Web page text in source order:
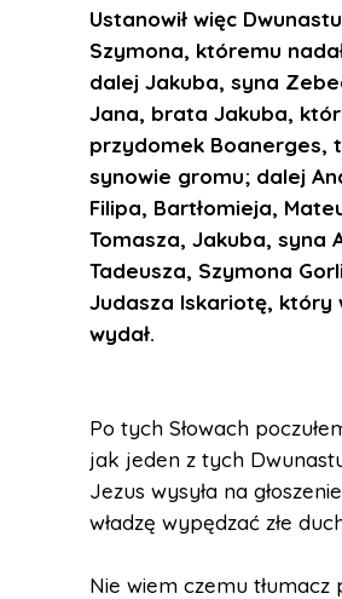
Ustanowił więc
Szymona, któremu
dalej Jakuba, syna
Jana, brata Jakuba,
przydomek Boanerges,
synowie gromu; dalej
Filipa, Bartłomieja,
Tomasza, Jakuba, syna
Tadeusza, Szymona
Judasza Iskariotę, który
wydał.
Po tych Słowach
jak jeden z tych
Jezus wysyła na
władzę wypędzać złe
Nie wiem czemu tłumacz